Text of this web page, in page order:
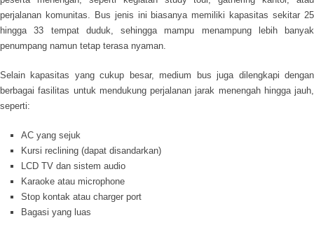
perjalanan komunitas. Bus jenis ini biasanya memiliki kapasitas sekitar 25
hingga 33 tempat duduk, sehingga mampu menampung lebih banyak
penumpang namun tetap terasa nyaman.
Selain kapasitas yang cukup besar, medium bus juga dilengkapi dengan
berbagai fasilitas untuk mendukung perjalanan jarak menengah hingga jauh,
seperti:
AC yang sejuk
Kursi reclining (dapat disandarkan)
LCD TV dan sistem audio
Karaoke atau microphone
Stop kontak atau charger port
Bagasi yang luas